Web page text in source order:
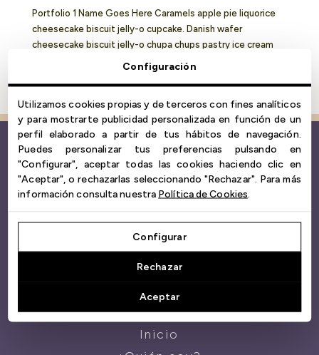
Portfolio 1 Name Goes Here Caramels apple pie liquorice
cheesecake biscuit jelly-o cupcake. Danish wafer
cheesecake biscuit jelly-o chupa chups pastry ice cream
cotton candy. Lemon drops pie tiramisu tootsie roll sweet
Psicooncología integrativa
Visita también la página web de NoeBo
Inicio
Configuración
Utilizamos cookies propias y de terceros con fines analíticos
y para mostrarte publicidad personalizada en función de un
perfil elaborado a partir de tus hábitos de navegación.
Puedes personalizar tus preferencias pulsando en
"Configurar", aceptar todas las cookies haciendo clic en
"Aceptar", o rechazarlas seleccionando "Rechazar". Para más
información consulta nuestra Política de Cookies.
Configurar
Rechazar
Aceptar